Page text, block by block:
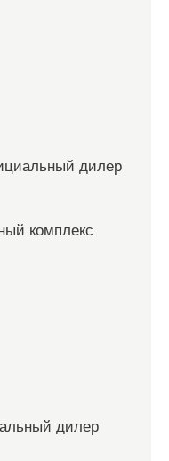
дилер
комплекс
дилер